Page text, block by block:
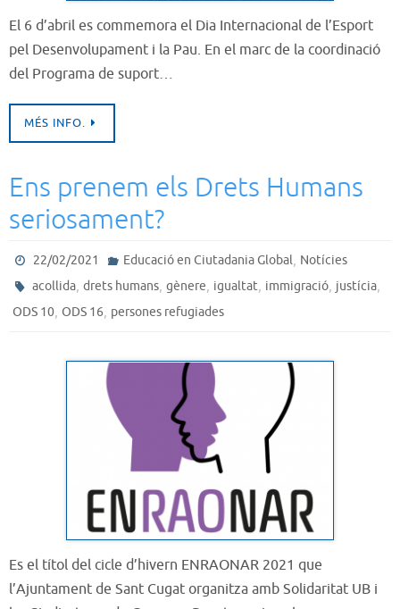
El 6 d’abril es commemora el Dia Internacional de l’Esport
pel Desenvolupament i la Pau. En el marc de la coordinació
del Programa de suport…
MÉS INFO.
Ens prenem els Drets Humans
seriosament?
22/02/2021 Educació en Ciutadania Global, Notícies
acollida,drets humans,gènere, igualtat, immigració, justícia,
ODS 10, ODS 16, persones refugiades
Es el títol del cicle d’hivern ENRAONAR 2021 que
l’Ajuntament de Sant Cugat organitza amb Solidaritat UB i